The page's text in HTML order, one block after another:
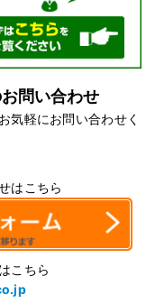
問い合わせ
気軽にお問い合わせく
はこちら
こちら